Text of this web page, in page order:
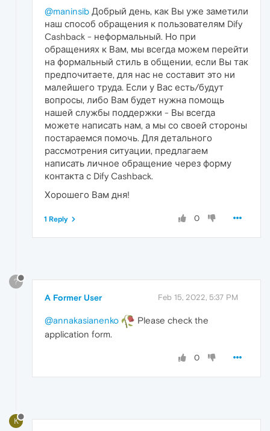
@maninsib Добрый день, как Вы уже заметили
наш способ обращения к пользователям Dify
Cashback - неформальный. Но при
обращениях к Вам, мы всегда можем перейти
на формальный стиль в общении, если Вы так
предпочитаете, для нас не составит это ни
малейшего труда. Если у Вас есть/будут
вопросы, либо Вам будет нужна помощь
нашей службы поддержки - Вы всегда
можете написать нам, а мы со своей стороны
постараемся помочь. Для детального
рассмотрения ситуации, предлагаем
написать личное обращение через форму
контакта с Dify Cashback.
Хорошего Вам дня!
0
1 Reply
?
A Former User Feb 15, 2022, 5:37 PM
@annakasianenko
Please check the
application form.
0
K